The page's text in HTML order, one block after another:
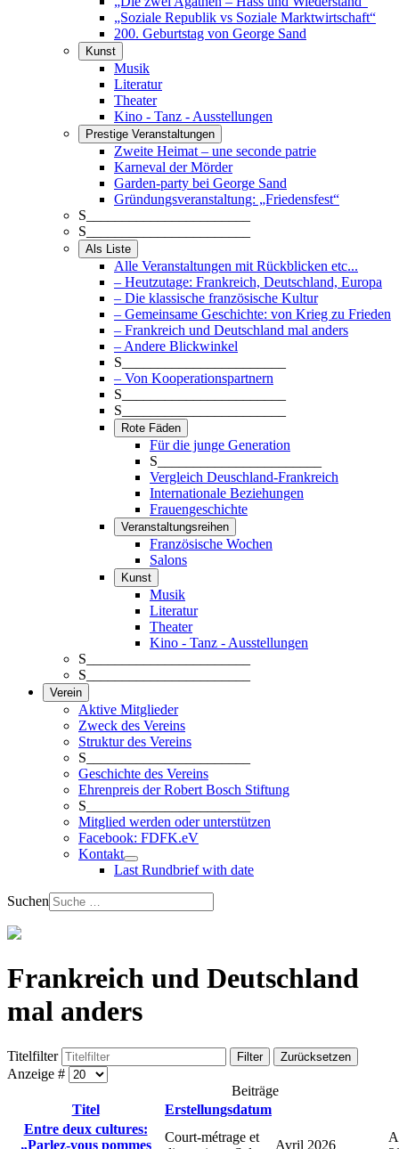
„Soziale Republik vs Soziale Marktwirtschaft“
200. Geburtstag von George Sand
Kunst
Musik
Literatur
Theater
Kino - Tanz - Ausstellungen
Prestige Veranstaltungen
Zweite Heimat – une seconde patrie
Karneval der Mörder
Garden-party bei George Sand
Gründungsveranstaltung: „Friedensfest“
S_______________________
S_______________________
Als Liste
Alle Veranstaltungen mit Rückblicken etc...
– Heutzutage: Frankreich, Deutschland, Europa
– Die klassische französische Kultur
– Gemeinsame Geschichte: von Krieg zu Frieden
– Frankreich und Deutschland mal anders
– Andere Blickwinkel
S_______________________
– Von Kooperationspartnern
S_______________________
S_______________________
Rote Fäden
Für die junge Generation
S_______________________
Vergleich Deuschland-Frankreich
Internationale Beziehungen
Frauengeschichte
Veranstaltungsreihen
Französische Wochen
Salons
Kunst
Musik
Literatur
Theater
Kino - Tanz - Ausstellungen
S_______________________
S_______________________
Verein
Aktive Mitglieder
Zweck des Vereins
Struktur des Vereins
S_______________________
Geschichte des Vereins
Ehrenpreis der Robert Bosch Stiftung
S_______________________
Mitglied werden oder unterstützen
Facebook: FDFK.eV
Kontakt
Last Rundbrief with date
Suchen
Frankreich und Deutschland
mal anders
Titelfilter Filter Zurücksetzen
Anzeige #
Beiträge
Titel
Erstellungsdatum
Entre deux cultures:
„Parlez‑vous pommes
Court‑métrage et
Avril 2026